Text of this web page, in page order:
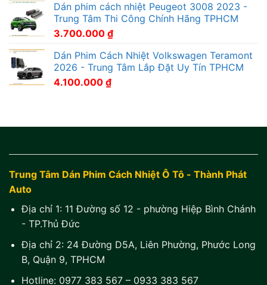
Dán phim cách nhiệt Peugeot 3008 2023 -
Trung Tâm Thi Công Chính Hãng TPHCM
3.700.000 ₫
Dán Phim Cách Nhiệt Volkswagen Teramont
2026 - Trung Tâm Lắp Đặt Uy Tín TPHCM
4.100.000 ₫
Trung Tâm Dán Phim Cách Nhiệt Ô Tô - Thành Phát
Auto
Địa chỉ 1: 11 Đường số 12 - phường Hiệp Bình Chánh
- TP.Thủ Đức
Địa chỉ 2: 24 Đường D5A, Liên Phường, Phước Long
B, Quận 9, TPHCM
Hotline: 0977 383 567– 0933 383 567